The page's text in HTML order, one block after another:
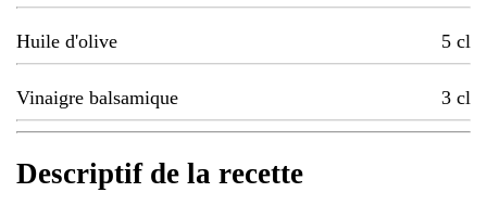
Huile d'olive 5 cl
Vinaigre balsamique 3 cl
Descriptif de la recette